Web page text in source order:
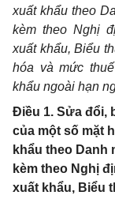
xuất khẩu theo
kèm theo Nghị
xuất khẩu, Biểu
hóa và mức
khẩu ngoài hạn
Điều 1. Sửa đổi,
của một số mặt
khẩu theo Danh
kèm theo Nghị
xuất khẩu, Biểu